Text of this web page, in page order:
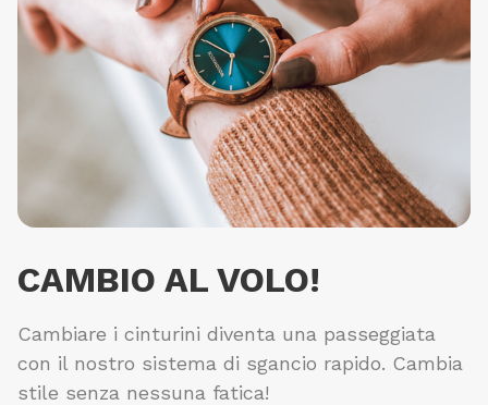
CAMBIO AL VOLO!
Cambiare i cinturini diventa una passeggiata
con il nostro sistema di sgancio rapido. Cambia
stile senza nessuna fatica!